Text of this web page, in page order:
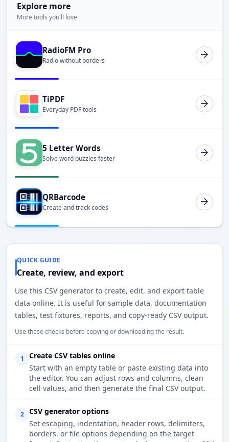
Explore more
More tools you'll love
RadioFM Pro
Radio without borders
TiPDF
Everyday PDF tools
5 Letter Words
Solve word puzzles faster
QRBarcode
Create and track codes
QUICK GUIDE
Create, review, and export
Use this CSV generator to create, edit, and export table
data online. It is useful for sample data, documentation
tables, test fixtures, reports, and copy-ready CSV output.
Use these checks before copying or downloading the result.
1
Create CSV tables online
Start with an empty table or paste existing data into
the editor. You can adjust rows and columns, clean
cell values, and then generate the final CSV output.
2
CSV generator options
Set escaping, indentation, header rows, delimiters,
borders, or file options depending on the target